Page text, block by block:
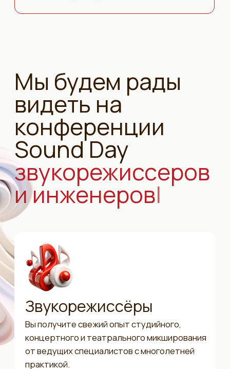
От саунд-дизайнеров до блогеров — вы
получите практические приёмы, которые
улучшат звучание вашего контента уже на
следующий день.
Регистрация
на конференцию
Участие в онлайне
Презентации спикеров конференции
Без записей
Записаться
Записи 2-ух дней